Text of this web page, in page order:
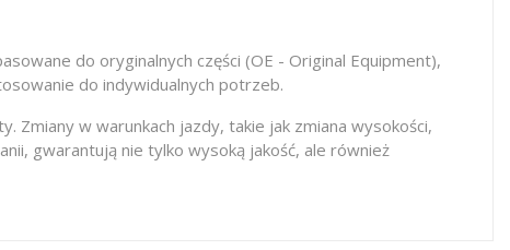
do oryginalnych części (OE - Original Equipment),
do indywidualnych potrzeb.
Zmiany w warunkach jazdy, takie jak zmiana wysokości,
gwarantują nie tylko wysoką jakość, ale również